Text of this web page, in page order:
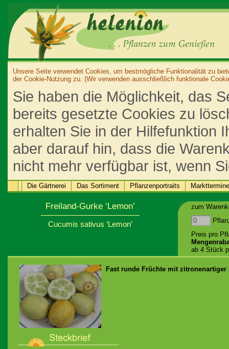
Unsere Seite verwendet Cookies, um bestmögliche Funktionalität zu
der Cookie-Nutzung zu. (Wir verwenden ausschließlich funktionale
Sie haben die Möglichkeit, das
bereits gesetzte Cookies zu
erhalten Sie in der Hilfefunktion
aber darauf hin, dass die
nicht mehr verfügbar ist, wenn
Die Gärtnerei Das Sortiment Pflanzenportraits Markttermine
Freiland-Gurke ‘Lemon’
Cucumis sativus ‘Lemon’
zum
Preis pro
ab 4 Stück
Fast runde Früchte mit